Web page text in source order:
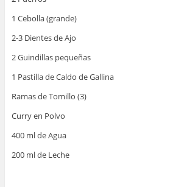
1 Cebolla (grande)
2-3 Dientes de Ajo
2 Guindillas pequeñas
1 Pastilla de Caldo de Gallina
Ramas de Tomillo (3)
Curry en Polvo
400 ml de Agua
200 ml de Leche